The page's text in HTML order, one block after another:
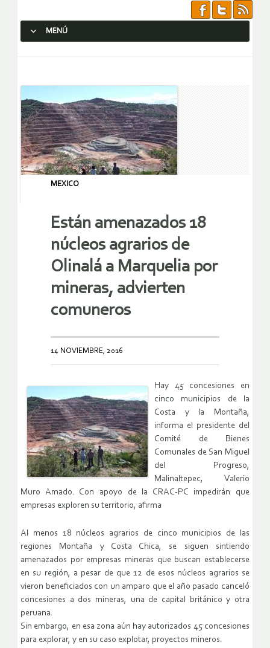
MENÚ
MEXICO
Están amenazados 18
núcleos agrarios de
Olinalá a Marquelia por
mineras, advierten
comuneros
14 NOVIEMBRE, 2016
Hay 45 concesiones en
cinco municipios de la
Costa y la Montaña,
informa el presidente del
Comité de Bienes
Comunales de San Miguel
del Progreso,
Malinaltepec, Valerio
Muro Amado. Con apoyo de la CRAC-PC impedirán que
empresas exploren su territorio, afirma
Al menos 18 núcleos agrarios de cinco municipios de las
regiones Montaña y Costa Chica, se siguen sintiendo
amenazados por empresas mineras que buscan establecerse
en su región, a pesar de que 12 de esos núcleos agrarios se
vieron beneficiados con un amparo que el año pasado canceló
concesiones a dos mineras, una de capital británico y otra
peruana.
Sin embargo, en esa zona aún hay autorizados 45 concesiones
para explorar, y en su caso explotar, proyectos mineros.